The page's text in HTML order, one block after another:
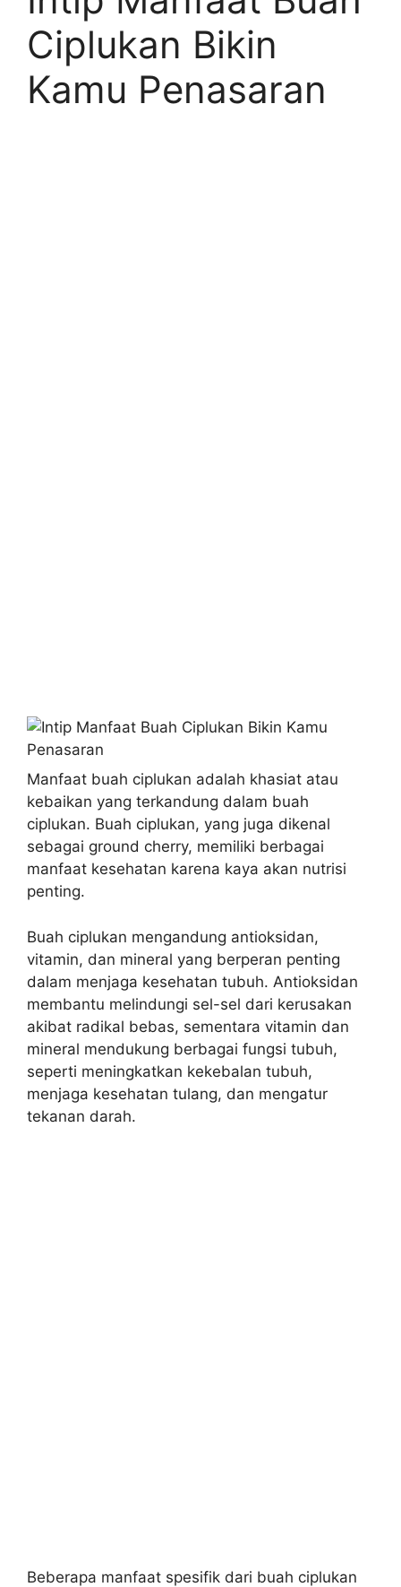
Ciplukan Bikin
Kamu Penasaran
Manfaat buah ciplukan adalah khasiat atau
kebaikan yang terkandung dalam buah
ciplukan. Buah ciplukan, yang juga dikenal
sebagai ground cherry, memiliki berbagai
manfaat kesehatan karena kaya akan nutrisi
penting.
Buah ciplukan mengandung antioksidan,
vitamin, dan mineral yang berperan penting
dalam menjaga kesehatan tubuh. Antioksidan
membantu melindungi sel-sel dari kerusakan
akibat radikal bebas, sementara vitamin dan
mineral mendukung berbagai fungsi tubuh,
seperti meningkatkan kekebalan tubuh,
menjaga kesehatan tulang, dan mengatur
tekanan darah.
Beberapa manfaat spesifik dari buah ciplukan